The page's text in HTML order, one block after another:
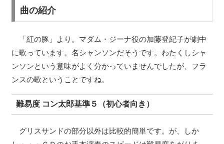
曲の紹介
「紅の豚」より。マダム・ジーナ役の加藤登紀子が劇中
に歌っています。名シャンソンだそうです。わたくしシャ
ンソンという意味がよく分かっていませんでしたが、フラ
ンスの歌ということですね。
難易度 コン太郎基準５（初心者向き）
グリスサンドの部分以外は比較的簡単です。が、しか